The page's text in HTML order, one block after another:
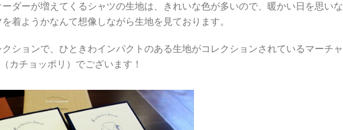
ダーが増えてくるシャツの生地は、きれいな色が多いので、暖かい日を思いな
着ようかなんて想像しながら生地を見ております。
ションで、ひときわインパクトのある生地がコレクションされているマーチャ
カチョッポリ）でございます！